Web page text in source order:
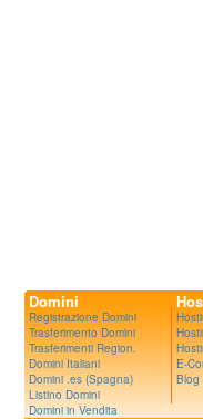
Domini
Registrazione Domini
Trasferimento Domini
Trasferimenti Region.
Domini Italiani
Domini .es (Spagna)
Listino Domini
Domini in Vendita
E-
Blog